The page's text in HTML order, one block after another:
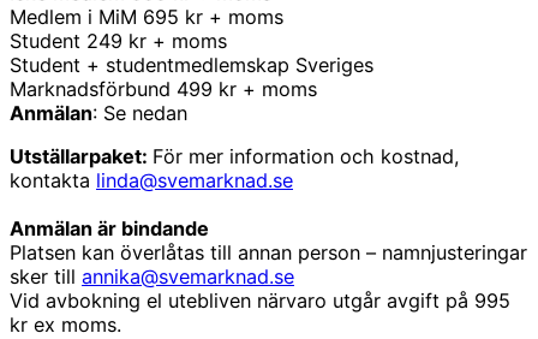
Medlem i MiM 695 kr + moms
Student 249 kr + moms
Student + studentmedlemskap Sveriges
Marknadsförbund 499 kr + moms
Anmälan: Se nedan
Utställarpaket: För mer information och kostnad,
kontakta linda@svemarknad.se
Anmälan är bindande
Platsen kan överlåtas till annan person – namnjusteringar
sker till annika@svemarknad.se
Vid avbokning el utebliven närvaro utgår avgift på 995
kr ex moms.